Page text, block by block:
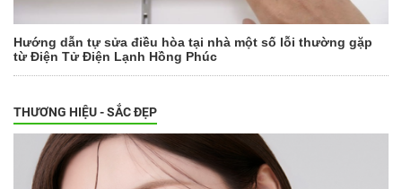
Hướng dẫn tự sửa điều hòa tại nhà một số lỗi thường gặp
từ Điện Tử Điện Lạnh Hồng Phúc
THƯƠNG HIỆU - SẮC ĐẸP